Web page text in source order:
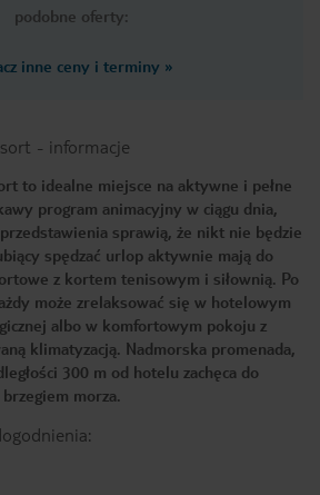
podobne oferty:
inne ceny i terminy »
- informacje
to idealne miejsce na aktywne i pełne
program animacyjny w ciągu dnia,
sprawią, że nikt nie będzie
spędzać urlop aktywnie mają do
z kortem tenisowym i siłownią. Po
może zrelaksować się w hotelowym
albo w komfortowym pokoju z
klimatyzacją. Nadmorska promenada,
300 m od hotelu zachęca do
morza.